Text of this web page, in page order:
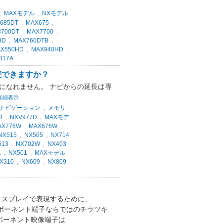
, MAXモデル , NXモデル
, MAX675 ,
, MAX7700 ,
, MAX760DTB ,
, MAX940HD ,
きますか？
なれません。 ナビからの延長は専
細表示
ビゲーション , メモリ
, NXV977D , MAXモデ
, MAX676W,
, NX505 , NX714
, NX702W, NX403
, NX501 , MAXモデル
, NX609 , NX809
プレイで表現するために、
ーネント端子ならではのチラツキ
ネント映像端子は